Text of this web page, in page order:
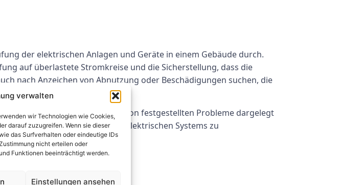
verwalten
wir Technologien wie Cookies,
darauf zuzugreifen. Wenn sie dieser
das Surfverhalten oder eindeutige IDs
nicht erteilen oder
Funktionen beeinträchtigt werden.
Einstellungen ansehen
der elektrischen Anlagen und Geräte in einem Gebäude durch.
auf überlastete Stromkreise und die Sicherstellung, dass die
nach Anzeichen von Abnutzung oder Beschädigungen suchen, die
in dem alle bei der Inspektion festgestellten Probleme dargelegt
um die Sicherheit des elektrischen Systems zu